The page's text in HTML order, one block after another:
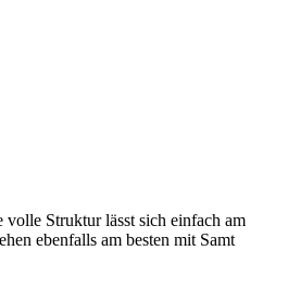
Struktur lässt sich einfach am
ebenfalls am besten mit Samt